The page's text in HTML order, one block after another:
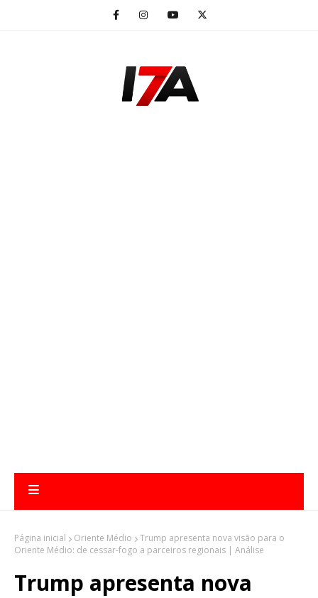
Página inicial Oriente Médio
Trump apresenta nova visão para o
Oriente Médio: de cessar-fogo a parceiros regionais | Análise
Trump apresenta nova